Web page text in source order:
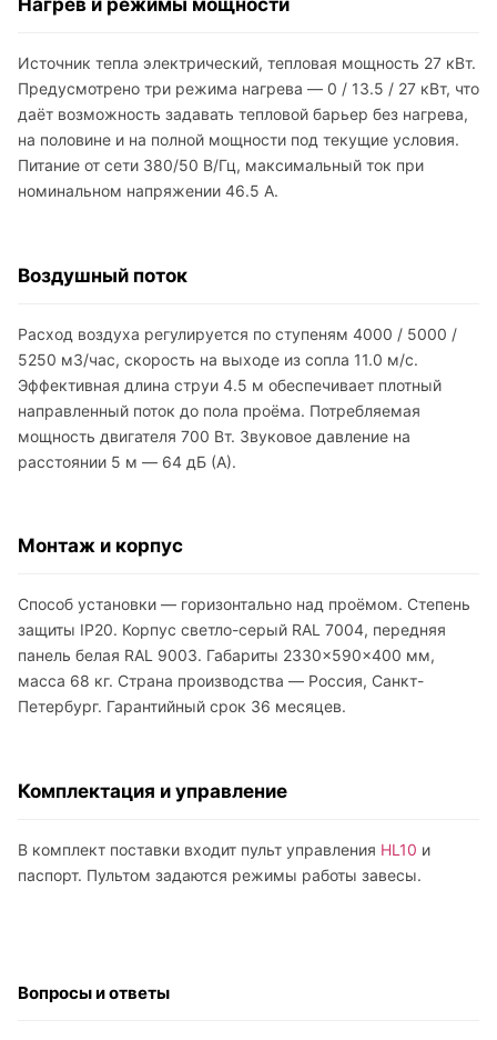
Нагрев и режимы мощности
Источник тепла электрический, тепловая мощность 27 кВт.
Предусмотрено три режима нагрева — 0 / 13.5 / 27 кВт, что
даёт возможность задавать тепловой барьер без нагрева,
на половине и на полной мощности под текущие условия.
Питание от сети 380/50 В/Гц, максимальный ток при
номинальном напряжении 46.5 А.
Воздушный поток
Расход воздуха регулируется по ступеням 4000 / 5000 /
5250 м3/час, скорость на выходе из сопла 11.0 м/с.
Эффективная длина струи 4.5 м обеспечивает плотный
направленный поток до пола проёма. Потребляемая
мощность двигателя 700 Вт. Звуковое давление на
расстоянии 5 м — 64 дБ (A).
Монтаж и корпус
Способ установки — горизонтально над проёмом. Степень
защиты IP20. Корпус светло-серый RAL 7004, передняя
панель белая RAL 9003. Габариты 2330×590×400 мм,
масса 68 кг. Страна производства — Россия, Санкт-
Петербург. Гарантийный срок 36 месяцев.
Комплектация и управление
В комплект поставки входит пульт управления HL10 и
паспорт. Пультом задаются режимы работы завесы.
Вопросы и ответы